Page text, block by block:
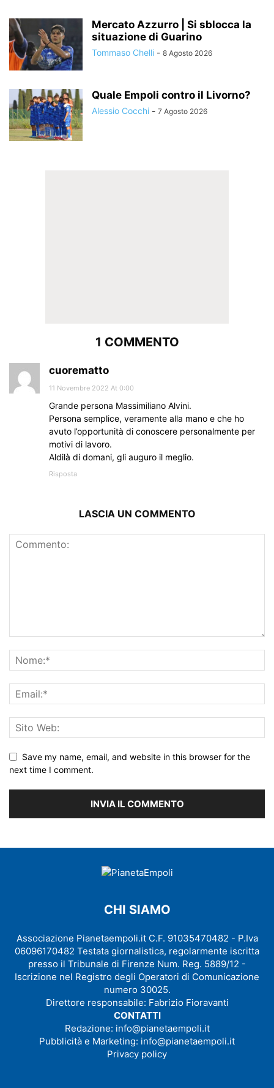
Mercato Azzurro | Si sblocca la
situazione di Guarino
Tommaso Chelli - 8 Agosto 2026
Quale Empoli contro il Livorno?
Alessio Cocchi - 7 Agosto 2026
1 COMMENTO
cuorematto
11 Novembre 2022 At 0:00
Grande persona Massimiliano Alvini.
Persona semplice, veramente alla mano e che ho
avuto l’opportunità di conoscere personalmente per
motivi di lavoro.
Aldilà di domani, gli auguro il meglio.
Risposta
LASCIA UN COMMENTO
Save my name, email, and website in this browser for the
next time I comment.
CHI SIAMO
Associazione Pianetaempoli.it C.F. 91035470482 - P.Iva
06096170482 Testata giornalistica, regolarmente iscritta
presso il Tribunale di Firenze Num. Reg. 5889/12 -
Iscrizione nel Registro degli Operatori di Comunicazione
numero 30025.
Direttore responsabile: Fabrizio Fioravanti
CONTATTI
Redazione: info@pianetaempoli.it
Pubblicità e Marketing: info@pianetaempoli.it
Privacy policy